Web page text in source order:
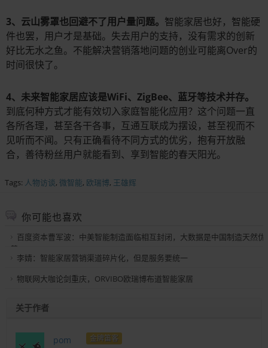
3、云山雾罩也回避不了用户量问题。 智能家居也好，智能硬
件也罢，用户才是基础。失去用户的支持，没有需求的创新
好比无水之鱼。不能解决营销落地问题的创业可能离Over的
时间很快了。
4、未来智能家居应该是WiFi、ZigBee、蓝牙等技术并存。
到底何种方式才能有效切入家庭智能化应用？这个问题一直
各所各理，甚至各干各事，互通互联成为摆设，甚至视而不
见听而不闻。只有正确看待不同方式的优劣，抱有开放融
合，善待粉丝用户就能看到、享到智能的春天阳光。
Tags: 人物访谈, 微智能, 欧瑞博, 王雄辉
你可能也喜欢
百度资本曹军波：中美智能制造面临相互封闭，大数据是中国制造天然优
势
李婧：智能家居营销渠道碎片化，但是服务要统一
物联网大咖论剑重庆，ORVIBO欧瑞博布道智能家居
关于作者
pom 金牌笛客